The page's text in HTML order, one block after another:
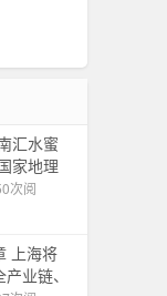
汇水蜜
家地理
区
次阅
上海将
业链、